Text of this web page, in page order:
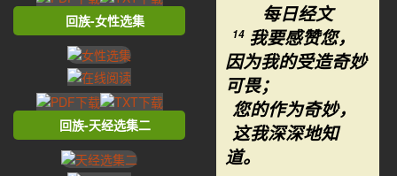
回族-女性选集
回族-天经选集二
每日经文
14 我要感赞您，
因为我的受造奇妙
可畏；
您的作为奇妙，
这我深深地知
道。